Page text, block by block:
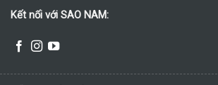
Kết nối với SAO NAM: